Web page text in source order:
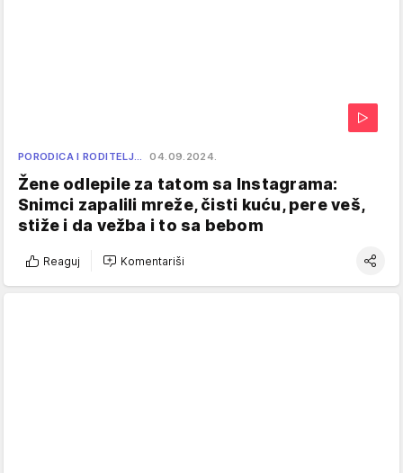
PORODICA I RODITELJ… 04.09.2024.
Žene odlepile za tatom sa Instagrama:
Snimci zapalili mreže, čisti kuću, pere veš,
stiže i da vežba i to sa bebom
Reaguj Komentariši